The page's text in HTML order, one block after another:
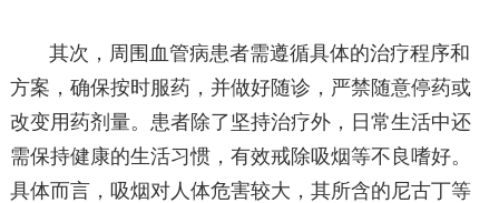
其次，周围血管病患者需遵循具体的治疗程序和
方案，确保按时服药，并做好随诊，严禁随意停药或
改变用药剂量。患者除了坚持治疗外，日常生活中还
需保持健康的生活习惯，有效戒除吸烟等不良嗜好。
具体而言，吸烟对人体危害较大，其所含的尼古丁等